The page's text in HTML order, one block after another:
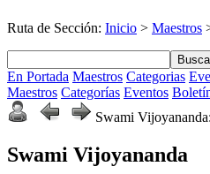
Ruta de Sección: Inicio > Maestros
En Portada Maestros Categorias
Maestros Categorías Eventos
Swami Vijoyananda:
Swami Vijoyananda